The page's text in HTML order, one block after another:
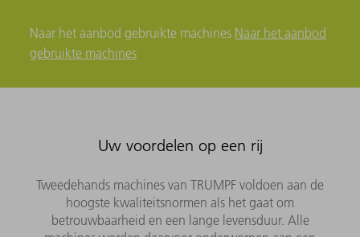
Naar het aanbod gebruikte machines Naar het aanbod
gebruikte machines
Uw voordelen op een rij
Tweedehands machines van TRUMPF voldoen aan de
hoogste kwaliteitsnormen als het gaat om
betrouwbaarheid en een lange levensduur. Alle